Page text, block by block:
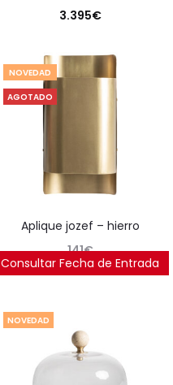
3.395€
NOVEDAD
AGOTADO
aplique jozef – hierro
141€
Consultar Fecha de Entrada
NOVEDAD